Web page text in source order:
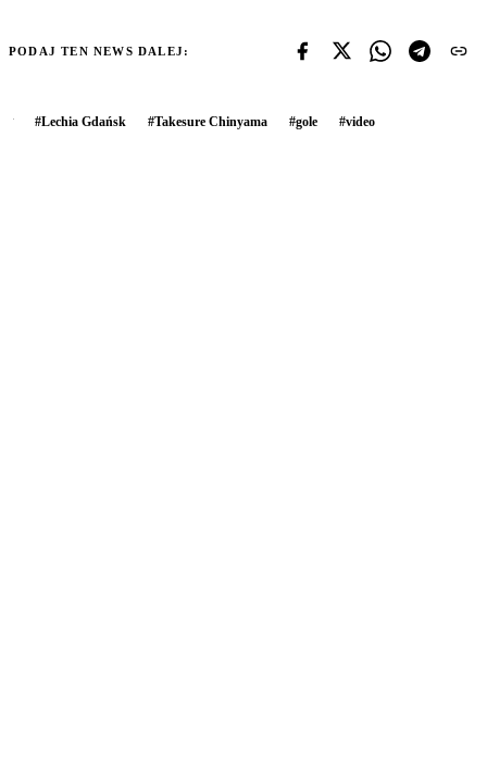
PODAJ TEN NEWS DALEJ:
#Lechia Gdańsk #Takesure Chinyama #gole #video